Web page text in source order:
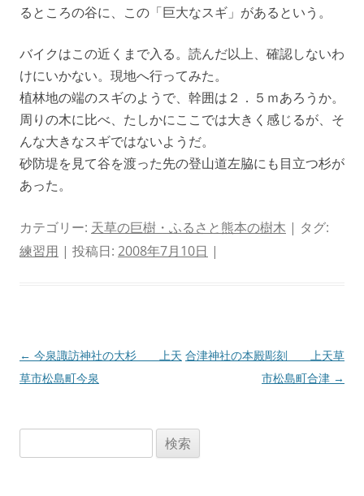
るところの谷に、この「巨大なスギ」があるという。
バイクはこの近くまで入る。読んだ以上、確認しないわ
けにいかない。現地へ行ってみた。
植林地の端のスギのようで、幹囲は２．５ｍあろうか。
周りの木に比べ、たしかにここでは大きく感じるが、そ
んな大きなスギではないようだ。
砂防堤を見て谷を渡った先の登山道左脇にも目立つ杉が
あった。
カテゴリー: 天草の巨樹・ふるさと熊本の樹木 | タグ:
練習用 | 投稿日: 2008年7月10日 |
投
稿
← 今泉諏訪神社の大杉 上天
草市松島町今泉
合津神社の本殿彫刻 上天草
市松島町合津 →
索: